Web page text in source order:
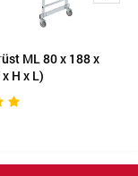
ML 80 x 188 x
H x L)